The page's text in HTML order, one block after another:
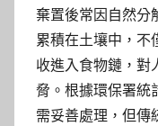
棄置後常因自然分
累積在土壤中，不
收進入食物鏈，對
脅。根據環保署統
需妥善處理，但傳